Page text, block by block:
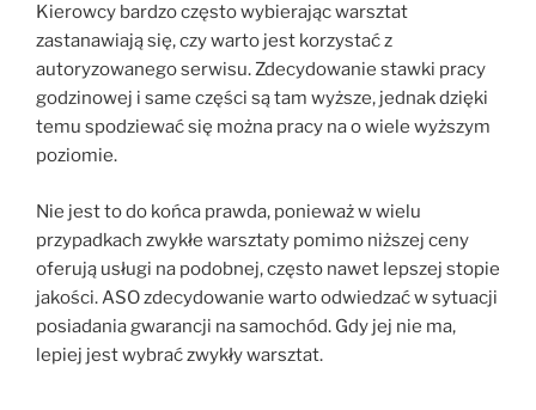
Kierowcy bardzo często wybierając warsztat
zastanawiają się, czy warto jest korzystać z
autoryzowanego serwisu. Zdecydowanie stawki pracy
godzinowej i same części są tam wyższe, jednak dzięki
temu spodziewać się można pracy na o wiele wyższym
poziomie.
Nie jest to do końca prawda, ponieważ w wielu
przypadkach zwykłe warsztaty pomimo niższej ceny
oferują usługi na podobnej, często nawet lepszej stopie
jakości. ASO zdecydowanie warto odwiedzać w sytuacji
posiadania gwarancji na samochód. Gdy jej nie ma,
lepiej jest wybrać zwykły warsztat.